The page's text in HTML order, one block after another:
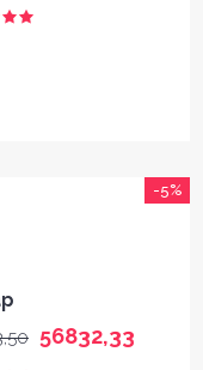
-5%
56832,33